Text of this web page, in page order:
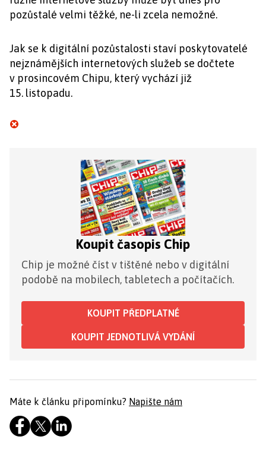
pozůstalé velmi těžké, ne-li zcela nemožné.
Jak se k digitální pozůstalosti staví poskytovatelé
nejznámějších internetových služeb se dočtete
v prosincovém Chipu, který vychází již
15. listopadu.
Koupit časopis Chip
Chip je možné číst v tištěné nebo v digitální
podobě na mobilech, tabletech a počítačích.
KOUPIT PŘEDPLATNÉ
KOUPIT JEDNOTLIVÁ VYDÁNÍ
Máte k článku připomínku? Napište nám